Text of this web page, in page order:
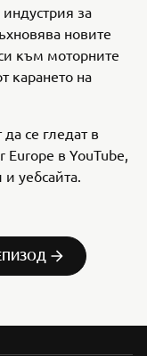
за
новите
към моторните
карането на
да се гледат в
в YouTube,
уебсайта.